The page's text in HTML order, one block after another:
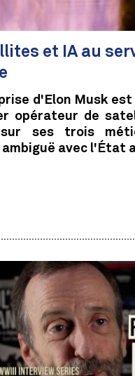
et IA au
d'Elon Musk
opérateur de
ses trois
avec l'État